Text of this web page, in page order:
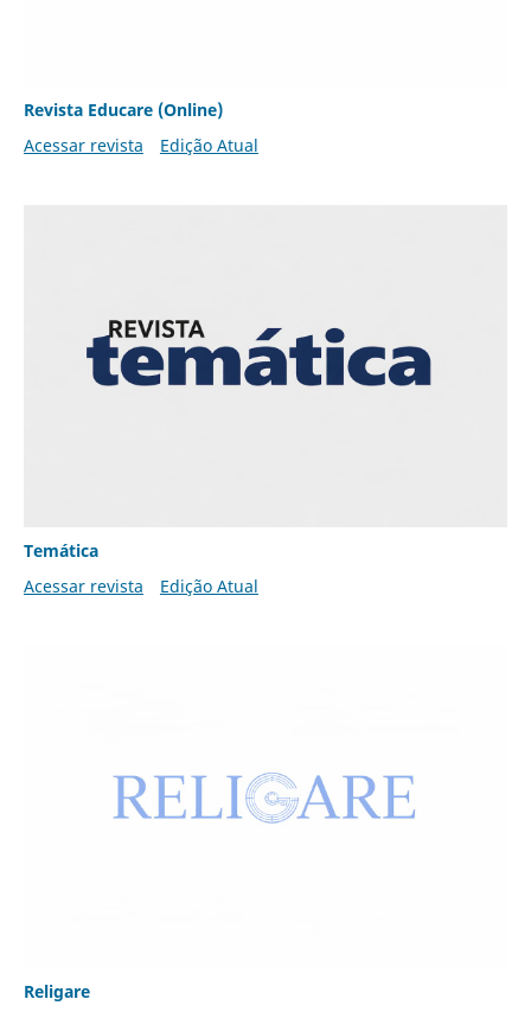
Revista Educare (Online)
Acessar revista
Edição Atual
Temática
Acessar revista
Edição Atual
Religare